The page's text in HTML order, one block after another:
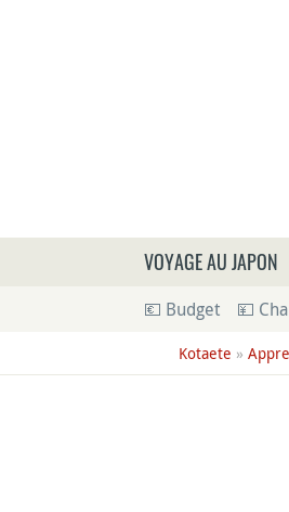
VOYAGE AU JAPON
💶 Budget 💴
Kotaete »